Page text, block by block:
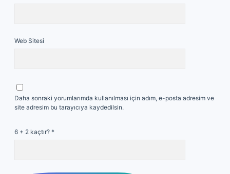
Web Sitesi
Daha sonraki yorumlarımda kullanılması için adım, e-posta adresim ve
site adresim bu tarayıcıya kaydedilsin.
6 + 2 kaçtır? *